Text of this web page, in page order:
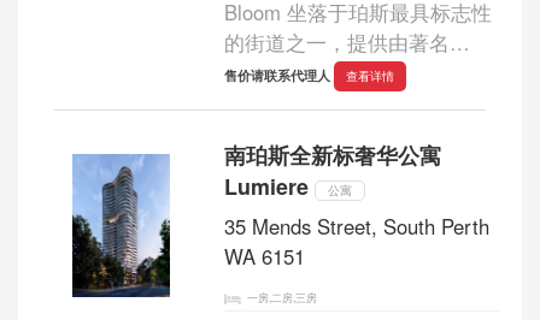
Bloom 坐落于珀斯最具标志性
的街道之一，提供由著名
Hassell 工作室设计的高端公
寓生活，周围环绕着各种完善
提供一系列现代化住宅，助您
轻松找到心仪的...
售价请联系代理人 查看详情
南珀斯全新标奢华公寓
Lumiere
公寓
35 Mends Street, South Perth
WA 6151
一房,二房,三房